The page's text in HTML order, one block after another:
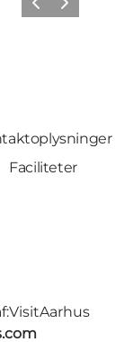
ForrigeNæste
Faciliteter
VisitAarhus